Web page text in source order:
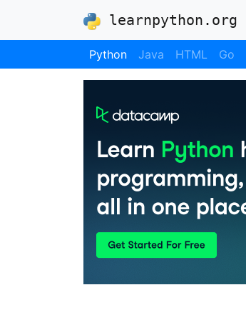
learnpython.org
Python Java HTML Go